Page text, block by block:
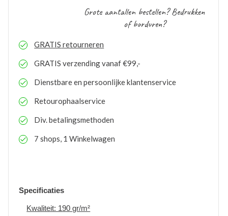
Grote aantallen bestellen? Bedrukken
of borduren?
GRATIS retourneren
GRATIS verzending vanaf €99,-
Dienstbare en persoonlijke klantenservice
Retourophaalservice
Div. betalingsmethoden
7 shops, 1 Winkelwagen
Specificaties
Kwaliteit: 190 gr/m²